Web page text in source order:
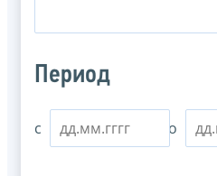
Период
с по